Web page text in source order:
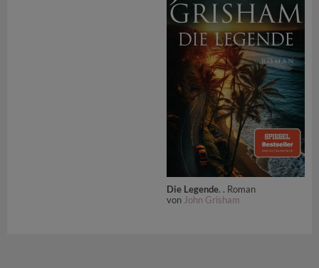
Die Legende. . Roman
von John Grisham